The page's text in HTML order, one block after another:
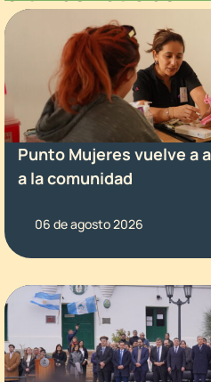
Punto Mujeres vuelve a
a la comunidad
06 de agosto 2026